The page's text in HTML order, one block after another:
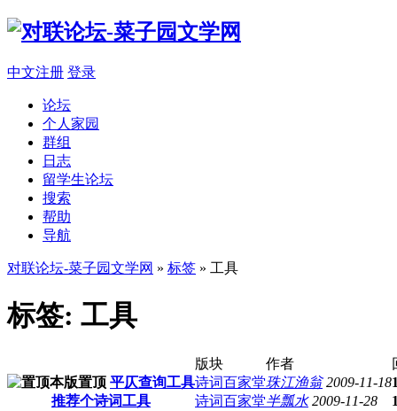
中文注册 登录
论坛
个人家园
群组
日志
留学生论坛
搜索
帮助
导航
对联论坛-菜子园文学网 » 标签 » 工具
标签: 工具
版块 作者
平仄查询工具诗词百家堂珠江渔翁 2009-11-18
推荐个诗词工具
诗词百家堂半瓢水 2009-11-28